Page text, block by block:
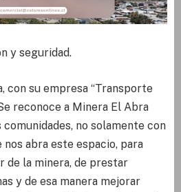
y seguridad.
con su empresa “Transporte
reconoce a Minera El Abra
no solamente con
nos abra este espacio, para
de la minera, de prestar
y de esa manera mejorar